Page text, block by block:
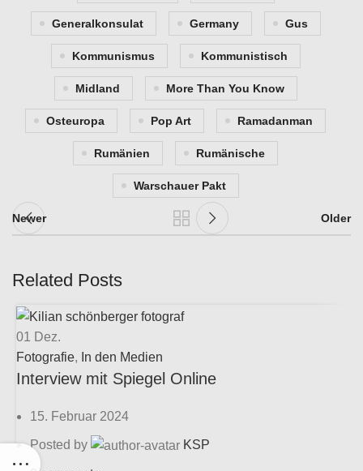
Generalkonsulat Germany Gus
Kommunismus Kommunistisch
Midland More Than You Know
Osteuropa Pop Art Ramadanman
Rumänien Rumänische
Warschauer Pakt
Newer Older
Related Posts
01 Dez.
Fotografie, In den Medien
Interview mit Spiegel Online
15. Februar 2024
Posted by KSP